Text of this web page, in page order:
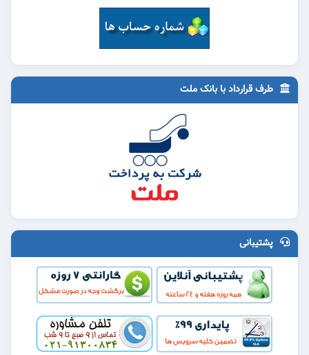
طرف قرارداد با بانک ملت
پشتیبانی